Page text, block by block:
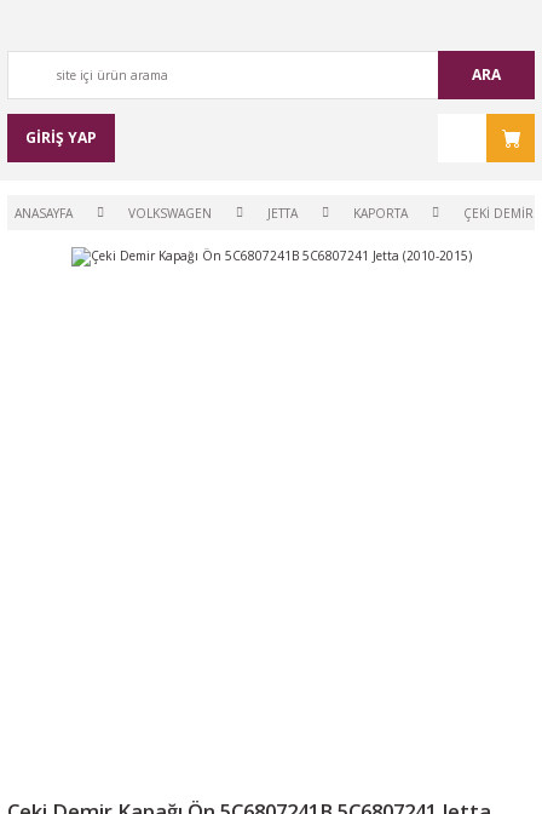
ARA
GİRİŞ YAP
ANASAYFA VOLKSWAGEN JETTA KAPORTA ÇEKI DEMIR